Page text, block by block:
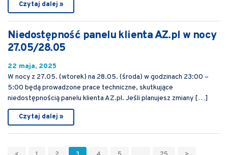
Czytaj dalej »
Niedostępność panelu klienta AZ.pl w nocy
27.05/28.05
22 maja, 2025
W nocy z 27.05. (wtorek) na 28.05. (środa) w godzinach 23:00 –
5:00 będą prowadzone prace techniczne, skutkujące
niedostępnością panelu klienta AZ.pl. Jeśli planujesz zmiany […]
Czytaj dalej »